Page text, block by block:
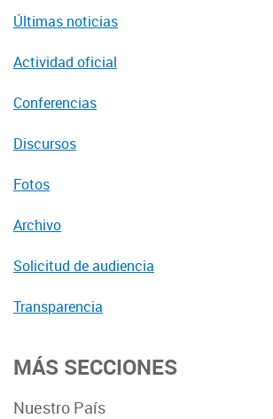
Últimas noticias
Actividad oficial
Conferencias
Discursos
Fotos
Archivo
Solicitud de audiencia
Transparencia
MÁS SECCIONES
Nuestro País